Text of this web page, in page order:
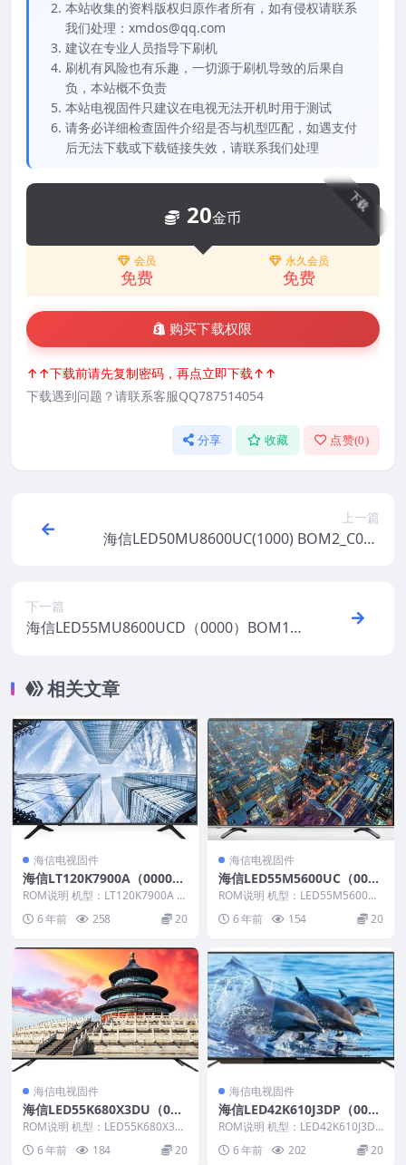
本站收集的资料版权归原作者所有，如有侵权请联系
我们处理：xmdos@qq.com
建议在专业人员指导下刷机
刷机有风险也有乐趣，一切源于刷机导致的后果自
负，本站概不负责
本站电视固件只建议在电视无法开机时用于测试
请务必详细检查固件介绍是否与机型匹配，如遇支付
后无法下载或下载链接失效，请联系我们处理
下载
20金币
会员
免费
永久会员
免费
购买下载权限
↑↑下载前请先复制密码，再点立即下载↑↑
下载遇到问题？请联系客服QQ787514054
分享 收藏 点赞(0)
上一篇
海信LED50MU8600UC(1000) BOM2_C005
下一篇
海信LED55MU8600UCD（0000）BOM1_C
相关文章
海信电视固件
海信LT120K7900A（0000）
BOM1_C004_20161125官方
原厂USB刷机电视固件包
ROM说明 机型：LT120K7900A 固
件版本：（0000） BOM：1 海...
6 年前 258 20
海信电视固件
海信LED55M5600UC（000
0）BOM1_C007_20171230
官方原厂USB刷机电视固件包
ROM说明 机型：LED55M5600UC
固件版本：（0000） BOM：1 ...
6 年前 154 20
海信电视固件
海信LED55K680X3DU（000
0）BOM1官方原厂USB刷机
电视固件包
ROM说明 机型：LED55K680X3D
U 固件版本：（0000） BOM：
1... 6 年前 184 20
海信电视固件
海信LED42K610J3DP（000
0）BOM1官方原厂USB刷机
电视固件包
ROM说明 机型：LED42K610J3DP
固件版本：（0000） BOM：1...
6 年前 202 20